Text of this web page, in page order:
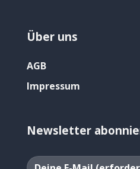
Über uns
AGB
Impressum
Newsletter